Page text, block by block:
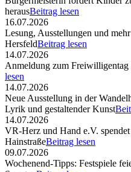
herausBeitrag lesen
16.07.2026
Lesung, Ausstellungen und
HersfeldBeitrag lesen
14.07.2026
Anmeldung zum
lesen
14.07.2026
Neue Ausstellung in der
Lyrik und gestaltender Kunst
14.07.2026
VR-Herz und Hand e.V.
HainstraßeBeitrag lesen
09.07.2026
Wochenend-Tipps: Festspiele